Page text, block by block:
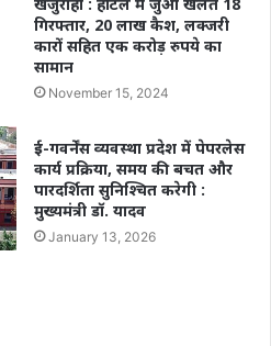
गिरफ्तार, 20 लाख कैश, लक्जरी
कारों सहित एक करोड़ रुपये का
सामान
November 15, 2024
ई-गवर्नेंस व्यवस्था प्रदेश में पेपरलेस
कार्य प्रक्रिया, समय की बचत और
पारदर्शिता सुनिश्चित करेगी :
मुख्यमंत्री डॉ. यादव
January 13, 2026